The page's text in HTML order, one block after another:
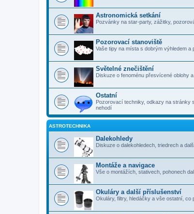
Astronomická setkání
Pozvánky na star-party, zážitky,
Pozorovací stanoviště
Vaše tipy na místa s dobrým výhledem a
Světelné znečištění
Diskuze o fenoménu přesvícené oblohy
Ostatní
Pozorovací techniky, odkazy na stránky
nehodí
ASTROTECHNIKA
Dalekohledy
Diskuze o dalekohledech, triedrech a
Montáže a navigace
Vše o montážích, stativech, pohonech
Okuláry a další příslušenství
Okuláry, filtry, hledáčky a vše ostatní, co